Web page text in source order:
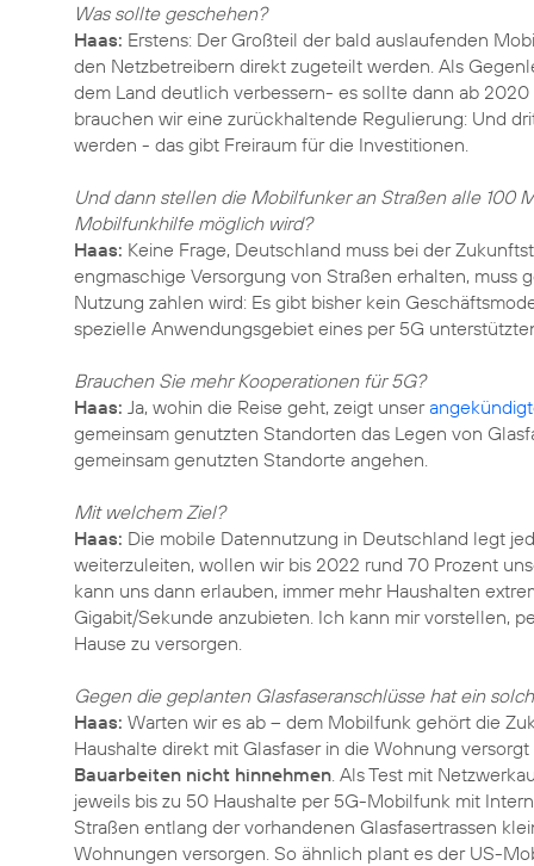
Was sollte geschehen?
Haas: Erstens: Der Großteil der bald auslaufenden
den Netzbetreibern direkt zugeteilt werden. Als
dem Land deutlich verbessern- es sollte dann ab
brauchen wir eine zurückhaltende Regulierung: Und
werden - das gibt Freiraum für die Investitionen.
Und dann stellen die Mobilfunker an Straßen alle 100
Mobilfunkhilfe möglich wird?
Haas: Keine Frage, Deutschland muss bei der
engmaschige Versorgung von Straßen erhalten, muss
Nutzung zahlen wird: Es gibt bisher kein
spezielle Anwendungsgebiet eines per 5G
Brauchen Sie mehr Kooperationen für 5G?
Haas: Ja, wohin die Reise geht, zeigt unser
gemeinsam genutzten Standorten das Legen von
gemeinsam genutzten Standorte angehen.
Mit welchem Ziel?
Haas: Die mobile Datennutzung in Deutschland legt
weiterzuleiten, wollen wir bis 2022 rund 70 Prozent
kann uns dann erlauben, immer mehr Haushalten
Gigabit/Sekunde anzubieten. Ich kann mir vorstellen,
Hause zu versorgen.
Gegen die geplanten Glasfaseranschlüsse hat ein
Haas: Warten wir es ab – dem Mobilfunk gehört die
Haushalte direkt mit Glasfaser in die Wohnung
Bauarbeiten nicht hinnehmen. Als Test mit
jeweils bis zu 50 Haushalte per 5G-Mobilfunk mit
Straßen entlang der vorhandenen Glasfasertrassen
Wohnungen versorgen. So ähnlich plant es der US-